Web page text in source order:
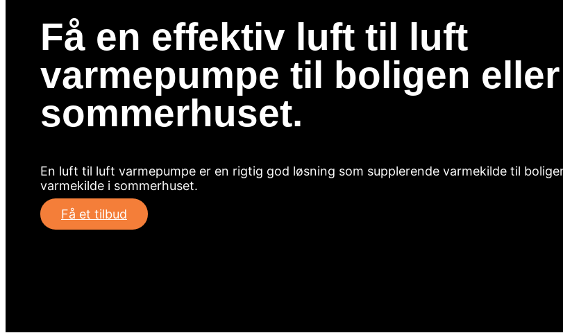
Få en effektiv luft til luft
varmepumpe til boligen eller
sommerhuset.
En luft til luft varmepumpe er en rigtig god løsning som supplerende varmekilde til
varmekilde i sommerhuset.
Få et tilbud